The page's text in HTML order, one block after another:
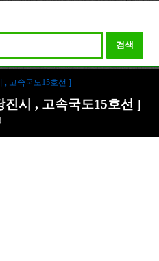
검색
, 고속국도15호선 ]
시 , 고속국도15호선 ]